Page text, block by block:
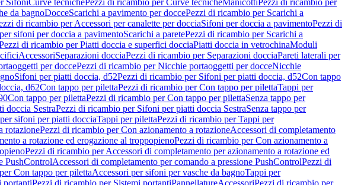
SifoniCurve tecnichePezzi di ricambio per Curve tecnicheManicottiPezzi di ricambio per
da bagnoDocceScarichi a pavimento per doccePezzi di ricambio per Scarichi a
di ricambio per Accessori per canalette per docciaSifoni per doccia a pavimentoPezzi di
sifoni per doccia a pavimentoScarichi a paretePezzi di ricambio per Scarichi a
di ricambio per Piatti doccia e superfici docciaPiatti doccia in vetrochinaModuli
AccessoriSeparazioni docciaPezzi di ricambio per Separazioni docciaPareti laterali per
per doccePezzi di ricambio per Nicchie portaoggetti per docceNicchie
Sifoni per piatti doccia, d52Pezzi di ricambio per Sifoni per piatti doccia, d52Con tappo
d62Con tappo per pilettaPezzi di ricambio per Con tappo per pilettaTappi per
Con tappo per pilettaPezzi di ricambio per Con tappo per pilettaSenza tappo per
doccia SestraPezzi di ricambio per Sifoni per piatti doccia SestraSenza tappo per
sifoni per piatti docciaTappi per pilettaPezzi di ricambio per Tappi per
rotazionePezzi di ricambio per Con azionamento a rotazioneAccessori di completamento
a rotazione ed erogazione al troppopienoPezzi di ricambio per Con azionamento a
Pezzi di ricambio per Accessori di completamento per azionamento a rotazione ed
PushControlAccessori di completamento per comando a pressione PushControlPezzi di
Con tappo per pilettaAccessori per sifoni per vasche da bagnoTappi per
portantiPezzi di ricambio per Sistemi portantiPannellatureAccessoriPezzi di ricambio per